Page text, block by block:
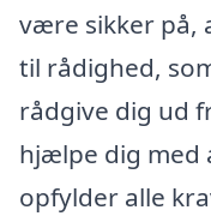
være sikker på,
til rådighed,
rådgive dig ud
hjælpe dig med
opfylder alle